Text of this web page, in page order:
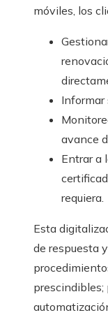
móviles, los
avance
Entrar a
requiera.
Esta
de respuesta
prescindibles;